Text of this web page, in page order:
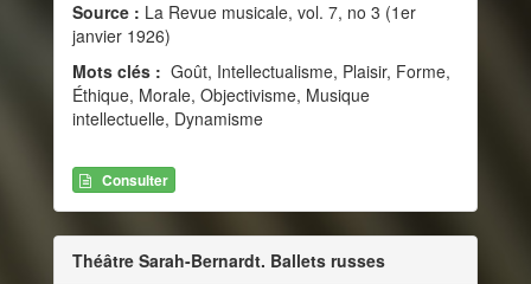
Source : La Revue musicale, vol. 7, no 3 (1er
janvier 1926)
Mots clés : Goût, Intellectualisme, Plaisir, Forme,
Éthique, Morale, Objectivisme, Musique
intellectuelle, Dynamisme
Consulter
Théâtre Sarah-Bernardt. Ballets russes